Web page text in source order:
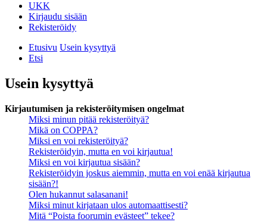
UKK
Kirjaudu sisään
Rekisteröidy
Etusivu Usein kysyttyä
Etsi
Usein kysyttyä
Kirjautumisen ja rekisteröitymisen ongelmat
Miksi minun pitää rekisteröityä?
Mikä on COPPA?
Miksi en voi rekisteröityä?
Rekisteröidyin, mutta en voi kirjautua!
Miksi en voi kirjautua sisään?
Rekisteröidyin joskus aiemmin, mutta en voi enää kirjautua
sisään?!
Olen hukannut salasanani!
Miksi minut kirjataan ulos automaattisesti?
Mitä “Poista foorumin evästeet” tekee?